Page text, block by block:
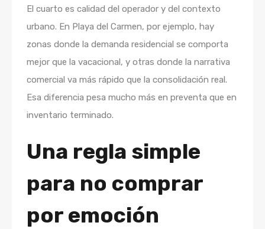
El cuarto es calidad del operador y del contexto
urbano. En Playa del Carmen, por ejemplo, hay
zonas donde la demanda residencial se comporta
mejor que la vacacional, y otras donde la narrativa
comercial va más rápido que la consolidación real.
Esa diferencia pesa mucho más en preventa que en
inventario terminado.
Una regla simple
para no comprar
por emoción